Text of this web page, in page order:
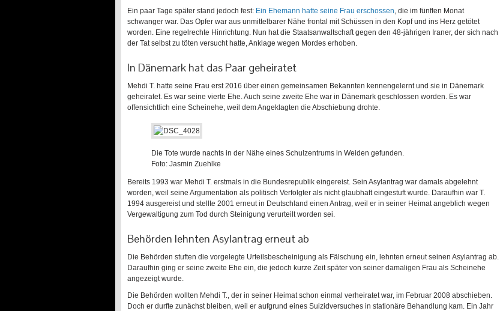
Ein paar Tage später stand jedoch fest: Ein Ehemann hatte seine Frau erschossen, die im fünften Monat
schwanger war. Das Opfer war aus unmittelbarer Nähe frontal mit Schüssen in den Kopf und ins Herz getötet
worden. Eine regelrechte Hinrichtung. Nun hat die Staatsanwaltschaft gegen den 48-jährigen Iraner, der sich nach
der Tat selbst zu töten versucht hatte, Anklage wegen Mordes erhoben.
In Dänemark hat das Paar geheiratet
Mehdi T. hatte seine Frau erst 2016 über einen gemeinsamen Bekannten kennengelernt und sie in Dänemark
geheiratet. Es war seine vierte Ehe. Auch seine zweite Ehe war in Dänemark geschlossen worden. Es war
offensichtlich eine Scheinehe, weil dem Angeklagten die Abschiebung drohte.
Die Tote wurde nachts in der Nähe eines Schulzentrums in Weiden gefunden.
Foto: Jasmin Zuehlke
Bereits 1993 war Mehdi T. erstmals in die Bundesrepublik eingereist. Sein Asylantrag war damals abgelehnt
worden, weil seine Argumentation als politisch Verfolgter als nicht glaubhaft eingestuft wurde. Daraufhin war T.
1994 ausgereist und stellte 2001 erneut in Deutschland einen Antrag, weil er in seiner Heimat angeblich wegen
Vergewaltigung zum Tod durch Steinigung verurteilt worden sei.
Behörden lehnten Asylantrag erneut ab
Die Behörden stuften die vorgelegte Urteilsbescheinigung als Fälschung ein, lehnten erneut seinen Asylantrag ab.
Daraufhin ging er seine zweite Ehe ein, die jedoch kurze Zeit später von seiner damaligen Frau als Scheinehe
angezeigt wurde.
Die Behörden wollten Mehdi T., der in seiner Heimat schon einmal verheiratet war, im Februar 2008 abschieben.
Doch er durfte zunächst bleiben, weil er aufgrund eines Suizidversuches in stationäre Behandlung kam. Ein Jahr